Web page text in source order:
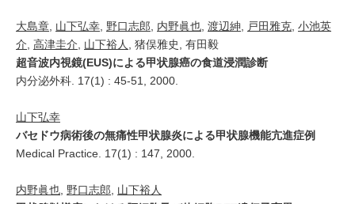
大島章 山下弘幸 野口志郎 内野眞也 渡辺紳 戸田雅克 小池英
介 高津圭介 山下裕人
, 猪俣雅史, 有田毅
超音波内視鏡(EUS)による甲状腺癌の食道浸潤診断
内分泌外科. 17(1) : 45-51, 2000.
山下弘幸
バセドウ病術後の無痛性甲状腺炎による甲状腺機能亢進症例
Medical Practice. 17(1) : 147, 2000.
内野眞也 野口志郎
山下裕人